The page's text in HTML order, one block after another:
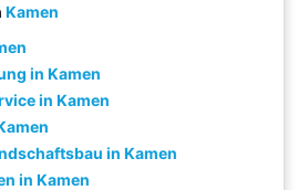
Kamen
in Kamen
in Kamen
in Kamen
in Kamen